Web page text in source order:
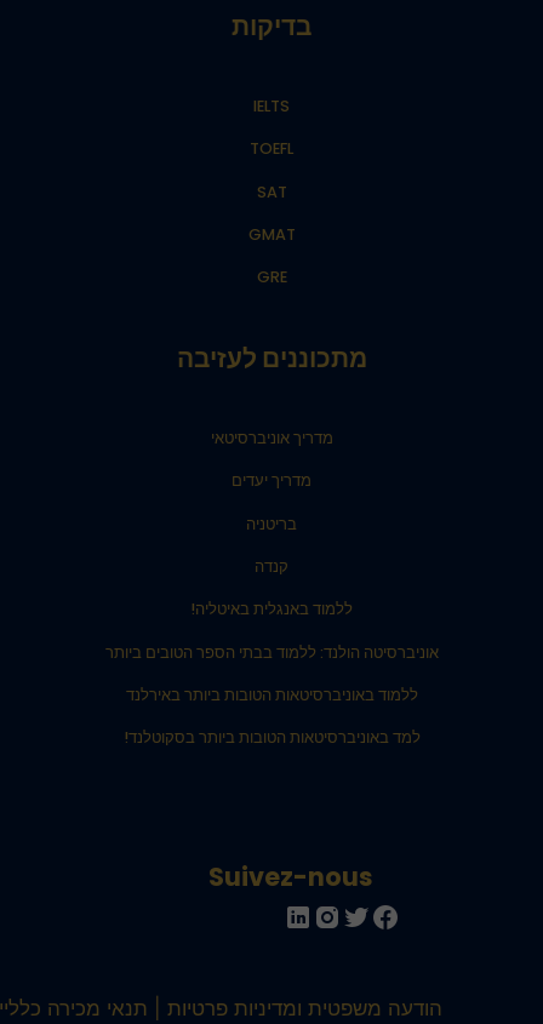
בדיקות
IELTS
TOEFL
SAT
GMAT
GRE
מתכוננים לעזיבה
מדריך אוניברסיטאי
מדריך יעדים
בריטניה
קנדה
ללמוד באנגלית באיטליה!
אוניברסיטה הולנד: ללמוד בבתי הספר הטובים ביותר
ללמוד באוניברסיטאות הטובות ביותר באירלנד
למד באוניברסיטאות הטובות ביותר בסקוטלנד!
Suivez-nous
הודעה משפטית ומדיניות פרטיות תנאי מכירה כלליים